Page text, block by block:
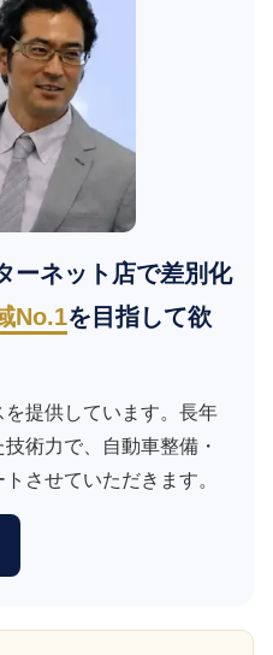
ーネット店で差別化
No.1を目指して欲
提供しています。長年
術力で、自動車整備・
させていただきます。